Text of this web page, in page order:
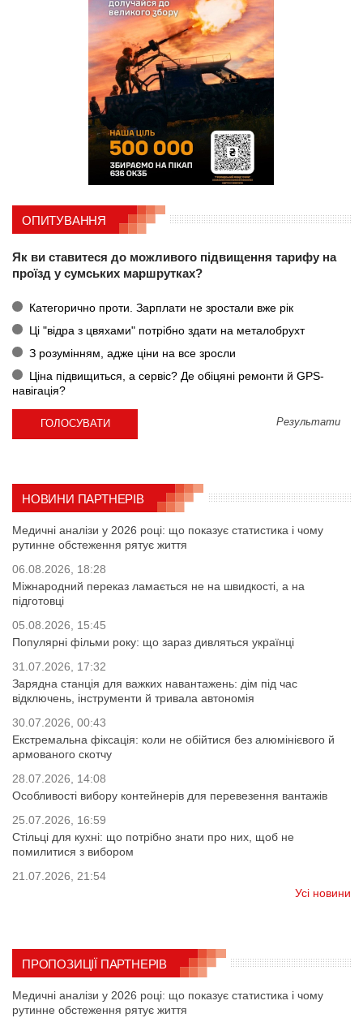
ОПИТУВАННЯ
Як ви ставитеся до можливого підвищення тарифу на
проїзд у сумських маршрутках?
Категорично проти. Зарплати не зростали вже рік
Ці "відра з цвяхами" потрібно здати на металобрухт
З розумінням, адже ціни на все зросли
Ціна підвищиться, а сервіс? Де обіцяні ремонти й GPS-
навігація?
Результати
НОВИНИ ПАРТНЕРІВ
Медичні аналізи у 2026 році: що показує статистика і чому
рутинне обстеження рятує життя
06.08.2026, 18:28
Міжнародний переказ ламається не на швидкості, а на
підготовці
05.08.2026, 15:45
Популярні фільми року: що зараз дивляться українці
31.07.2026, 17:32
Зарядна станція для важких навантажень: дім під час
відключень, інструменти й тривала автономія
30.07.2026, 00:43
Екстремальна фіксація: коли не обійтися без алюмінієвого й
армованого скотчу
28.07.2026, 14:08
Особливості вибору контейнерів для перевезення вантажів
25.07.2026, 16:59
Стільці для кухні: що потрібно знати про них, щоб не
помилитися з вибором
21.07.2026, 21:54
Усі новини
ПРОПОЗИЦІЇ ПАРТНЕРІВ
Медичні аналізи у 2026 році: що показує статистика і чому
рутинне обстеження рятує життя